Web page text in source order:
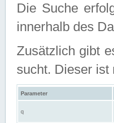
Die Suche
innerhalb des
Zusätzlich gibt
sucht. Dieser ist
Parameter
q